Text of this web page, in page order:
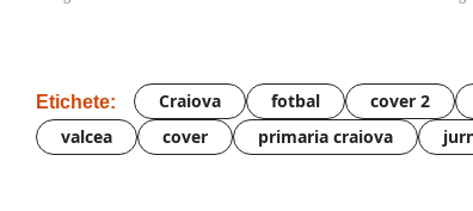
Etichete: Craiova fotbal cover 2
valcea
cover primaria craiova